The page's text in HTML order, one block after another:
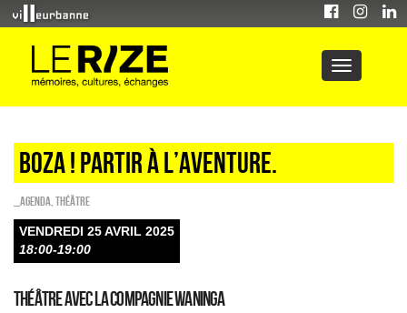
BOZA ! Partir à l’aventure.
_Agenda Théâtre
VENDREDI 25 AVRIL 2025
18:00-19:00
Théâtre avec la Compagnie Waninga